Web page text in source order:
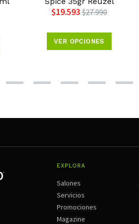
$19.593 $27.990
VER OPCIONES
EXPLORA
Salones
Servicios
Promociones
Magazine